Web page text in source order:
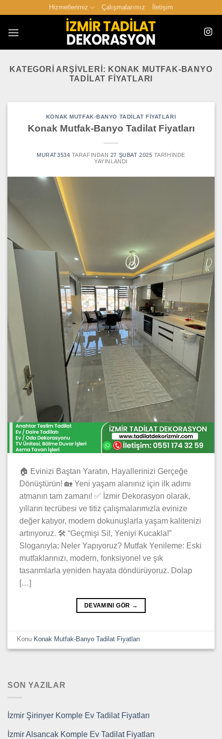
Hizmetlerimiz Çalışmalarımız İletişim
KATEGORI ARŞIVLERI: KONAK MUTFAK-BANYO
TADILAT FIYATLARI
KONAK MUTFAK-BANYO TADILAT FIYATLARI
Konak Mutfak-Banyo Tadilat Fiyatları
MURAT3534 TARAFINDAN 27 ŞUBAT 2025 TARIHINDE
YAYINLANDI
🏠 Evinizi Baştan Yaratın, Hayallerinizi Gerçeğe
Dönüştürün! 🏡 Yeni yaşam alanınız için ilk adımı
atmanın tam zamanı! ✅ İzmir Dekorasyon olarak,
yılların tecrübesi ve titiz çalışmalarımızla evinize
değer katıyor, modern dokunuşlarla yaşam kalitenizi
artırıyoruz. 🛠️ “Geçmişi Sil, Yeniyi Kucakla!”
Sloganıyla; Neler Yapıyoruz? Mutfak Yenileme: Eski
mutfaklarınızı, modern, fonksiyonel ve şık
tasarımlarla yeniden hayata döndürüyoruz. Dolap
[…]
DEVAMINI GÖR →
Konu Konak Mutfak-Banyo Tadilat Fiyatları
SON YAZILAR
İzmir Şirinyer Komple Ev Tadilat Fiyatları
İzmir Alsancak Komple Ev Tadilat Fiyatları